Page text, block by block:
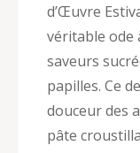
d’Œuvre
véritable ode
saveurs
papilles. Ce
douceur des
pâte